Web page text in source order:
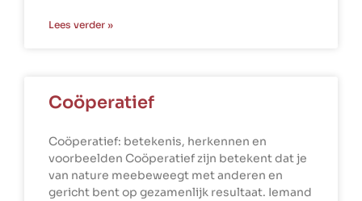
Lees verder »
Coöperatief
Coöperatief: betekenis, herkennen en
voorbeelden Coöperatief zijn betekent dat je
van nature meebeweegt met anderen en
gericht bent op gezamenlijk resultaat. Iemand